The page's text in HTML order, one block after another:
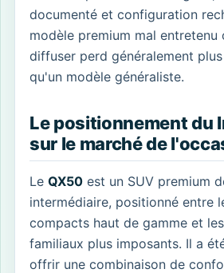
documenté et configuration
modèle premium mal entretenu
diffuser perd généralement
qu'un modèle généraliste.
Le positionnement du
sur le marché de
Le QX50 est un SUV premium
intermédiaire, positionné entre
compacts haut de gamme et
familiaux plus imposants. Il a
offrir une combinaison de